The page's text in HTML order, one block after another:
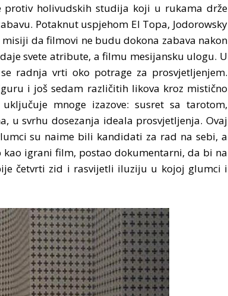
holivudskih studija koji u rukama drže
Potaknut uspjehom El Topa, Jodorowsky
da filmovi ne budu dokona zabava nakon
svete atribute, a filmu mesijansku ulogu. U
radnja vrti oko potrage za prosvjetljenjem.
i još sedam različitih likova kroz mistično
mnoge izazove: susret sa tarotom,
u svrhu dosezanja ideala prosvjetljenja. Ovaj
su naime bili kandidati za rad na sebi, a
igrani film, postao dokumentarni, da bi na
četvrti zid i rasvijetli iluziju u kojoj glumci i